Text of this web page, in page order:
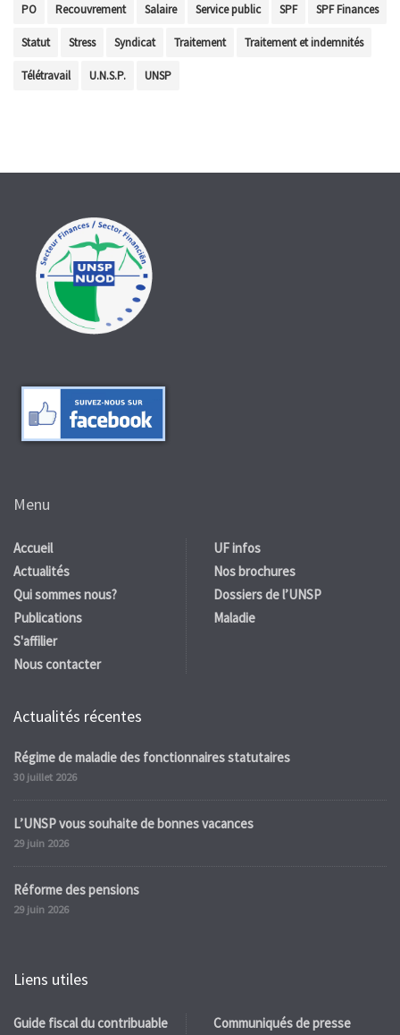
PO Recouvrement Salaire Service public SPF SPF Finances
Statut Stress Syndicat Traitement Traitement et indemnités
Télétravail U.N.S.P. UNSP
Menu
Accueil
Actualités
Qui sommes nous?
Publications
S'affilier
Nous contacter
UF infos
Nos brochures
Dossiers de l’UNSP
Maladie
Actualités récentes
Régime de maladie des fonctionnaires statutaires
30 juillet 2026
L’UNSP vous souhaite de bonnes vacances
29 juin 2026
Réforme des pensions
29 juin 2026
Liens utiles
Guide fiscal du contribuable Communiqués de presse